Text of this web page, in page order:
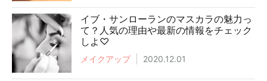
イブ・サンローランのマスカラの魅力っ
て？人気の理由や最新の情報をチェック
しよ♡
メイクアップ 2020.12.01